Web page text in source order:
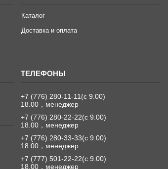
Каталог
Доставка и оплата
+7 (776) 280-11-11 с 9.00
18.00，менеджер
+7 (776) 280-22-22 с 9.00
18.00，менеджер
+7 (776) 280-33-33 с 9.00
18.00，менеджер
+7 (777) 501-22-22 с 9.00
18.00，менеджер